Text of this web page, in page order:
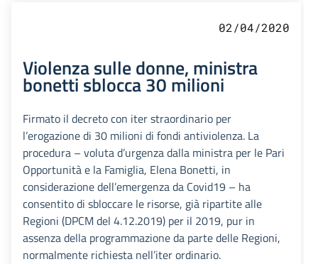
02/04/2020
Violenza sulle donne, ministra
bonetti sblocca 30 milioni
Firmato il decreto con iter straordinario per
l’erogazione di 30 milioni di fondi antiviolenza. La
procedura – voluta d’urgenza dalla ministra per le Pari
Opportunità e la Famiglia, Elena Bonetti, in
considerazione dell’emergenza da Covid19 – ha
consentito di sbloccare le risorse, già ripartite alle
Regioni (DPCM del 4.12.2019) per il 2019, pur in
assenza della programmazione da parte delle Regioni,
normalmente richiesta nell’iter ordinario.